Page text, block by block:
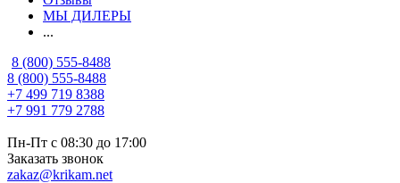
МЫ ДИЛЕРЫ
...
8 (800) 555-8488
8 (800) 555-8488
+7 499 719 8388
+7 991 779 2788
Пн-Пт с 08:30 до 17:00
Заказать звонок
zakaz@krikam.net